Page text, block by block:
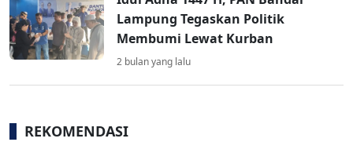
Lampung Tegaskan Politik
Membumi Lewat Kurban
2 bulan yang lalu
REKOMENDASI